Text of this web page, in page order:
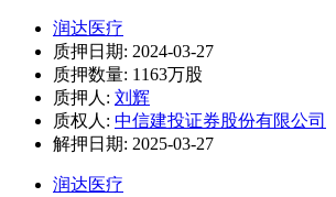
润达医疗
质押日期: 2024-03-27
质押数量: 1163万股
质押人: 刘辉
质权人: 中信建投证券股份有限公司
解押日期: 2025-03-27
润达医疗